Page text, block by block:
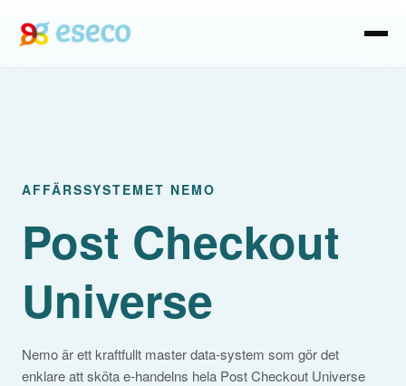
AFFÄRSSYSTEMET NEMO
Post Checkout
Universe
Nemo är ett kraftfullt master data-system som gör det
enklare att sköta e-handelns hela Post Checkout Universe